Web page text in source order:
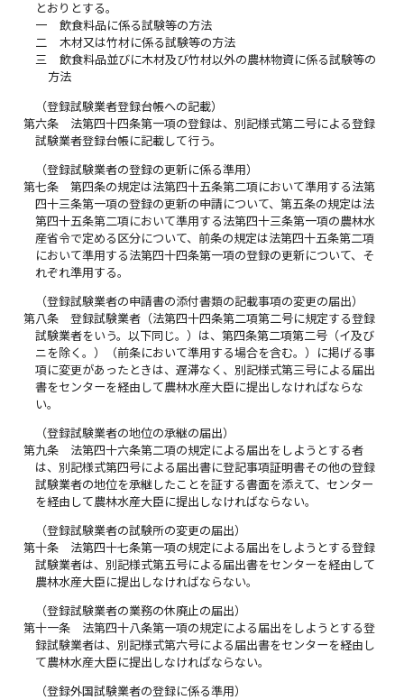
とおりとする。
一
飲食料品に係る試験等の方法
二
木材又は竹材に係る試験等の方法
三
飲食料品並びに木材及び竹材以外の農林物資に係る試験等の
方法
（登録試験業者登録台帳への記載）
第六条
法第四十四条第一項の登録は、別記様式第二号による登録
試験業者登録台帳に記載して行う。
（登録試験業者の登録の更新に係る準用）
第七条
第四条の規定は法第四十五条第二項において準用する法第
四十三条第一項の登録の更新の申請について、第五条の規定は法
第四十五条第二項において準用する法第四十三条第一項の農林水
産省令で定める区分について、前条の規定は法第四十五条第二項
において準用する法第四十四条第一項の登録の更新について、そ
れぞれ準用する。
（登録試験業者の申請書の添付書類の記載事項の変更の届出）
第八条
登録試験業者（法第四十四条第二項第二号に規定する登録
試験業者をいう。以下同じ。）は、第四条第二項第二号（イ及び
ニを除く。）（前条において準用する場合を含む。）に掲げる事
項に変更があったときは、遅滞なく、別記様式第三号による届出
書をセンターを経由して農林水産大臣に提出しなければならな
い。
（登録試験業者の地位の承継の届出）
第九条
法第四十六条第二項の規定による届出をしようとする者
は、別記様式第四号による届出書に登記事項証明書その他の登録
試験業者の地位を承継したことを証する書面を添えて、センター
を経由して農林水産大臣に提出しなければならない。
（登録試験業者の試験所の変更の届出）
第十条
法第四十七条第一項の規定による届出をしようとする登録
試験業者は、別記様式第五号による届出書をセンターを経由して
農林水産大臣に提出しなければならない。
（登録試験業者の業務の休廃止の届出）
第十一条
法第四十八条第一項の規定による届出をしようとする登
録試験業者は、別記様式第六号による届出書をセンターを経由し
て農林水産大臣に提出しなければならない。
（登録外国試験業者の登録に係る準用）